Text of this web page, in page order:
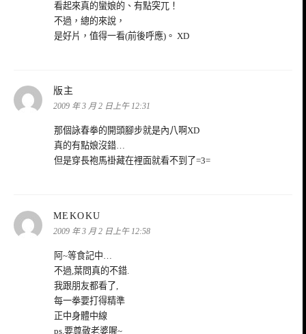
看起來真的蠻娘的、有點突兀！
不過，總的來說，
是好片，值得一看(前後呼應)。 XD
版主
示:
2009 年 3 月 2 日上午 12:31
那個詠春拳的開頭腳步就是內八啊XD
真的有點娘沒錯…
但是穿長袍馬褂藏在裡面就看不到了=3=
MEKOKU
示:
2009 年 3 月 2 日上午 12:58
阿~等食記中…
不過,葉問真的不錯.
我跟朋友都看了,
每一拳要打得精準
正中身體中線
ps.要尊敬老婆喔~